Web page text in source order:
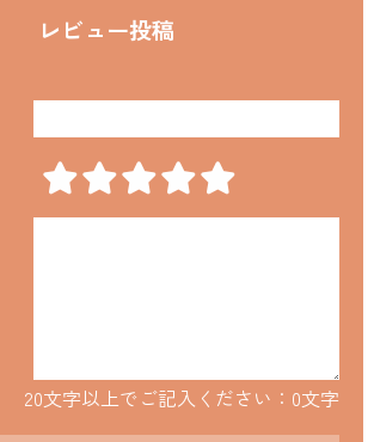
レビュー投稿
20文字以上でご記入ください： 0文字